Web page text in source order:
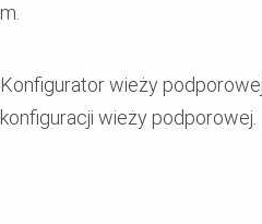
m.
Konfigurator wieży
konfiguracji wieży podporowej.